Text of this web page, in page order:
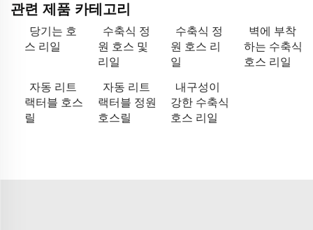
관련 제품 카테고리
당기는 호
스 리일
수축식 정
원 호스 및
리일
수축식 정
원 호스 리
일
벽에 부착
하는 수축식
호스 리일
자동 리트
랙터블 호스
릴
자동 리트
랙터블 정원
호스릴
내구성이
강한 수축식
호스 리일